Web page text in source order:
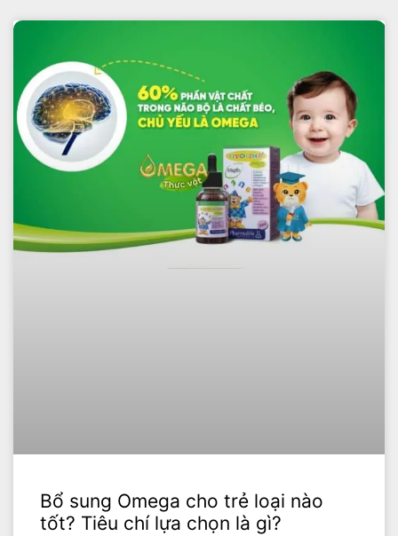
Bổ sung Omega cho trẻ loại nào
tốt? Tiêu chí lựa chọn là gì?